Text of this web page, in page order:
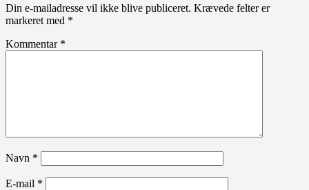
Din e-mailadresse vil ikke blive publiceret. Krævede felter er
markeret med *
Kommentar *
Navn *
E-mail *